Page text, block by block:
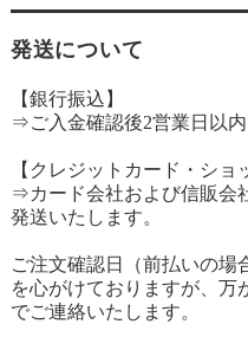
発送について
【銀行振込】
⇒ご入金確認後2営業日以内
【クレジットカード・ショ
⇒カード会社および信販会
発送いたします。
ご注文確認日（前払いの場
を心がけておりますが、万
でご連絡いたします。